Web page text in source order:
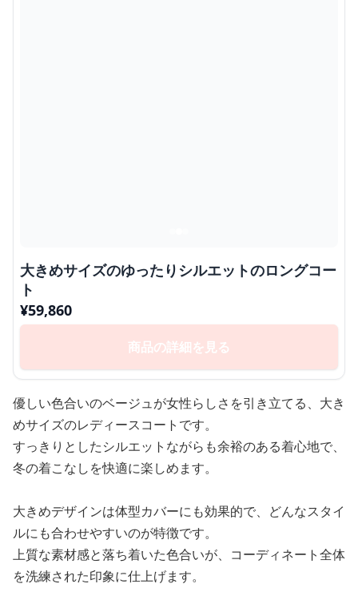
大きめサイズのゆったりシルエットのロングコー
ト
¥59,860
商品の詳細を見る
優しい色合いのベージュが女性らしさを引き立てる、大き
めサイズのレディースコートです。
すっきりとしたシルエットながらも余裕のある着心地で、
冬の着こなしを快適に楽しめます。
大きめデザインは体型カバーにも効果的で、どんなスタイ
ルにも合わせやすいのが特徴です。
上質な素材感と落ち着いた色合いが、コーディネート全体
を洗練された印象に仕上げます。